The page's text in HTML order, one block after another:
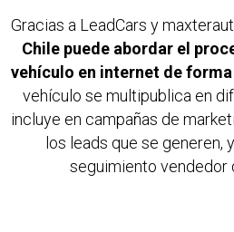
Gracias a LeadCars y
Chile puede abordar el
vehículo en internet de forma
vehículo se multipublica en
incluye en campañas de
los leads que se
seguimiento vendedor